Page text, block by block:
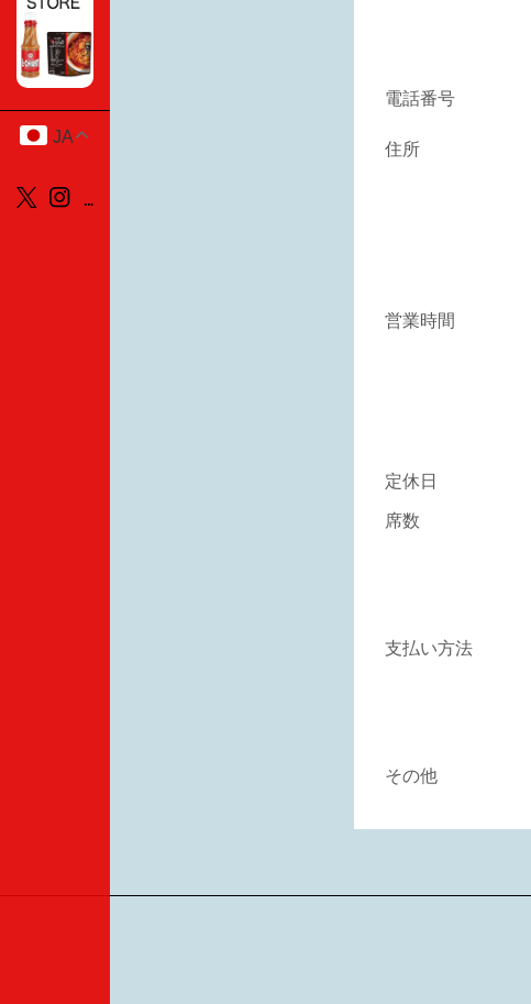
JA
電話番号
住所
営業時間
定休日
席数
支払い方法
その他